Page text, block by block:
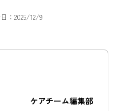
： 2025/12/9
ケアチーム編集部